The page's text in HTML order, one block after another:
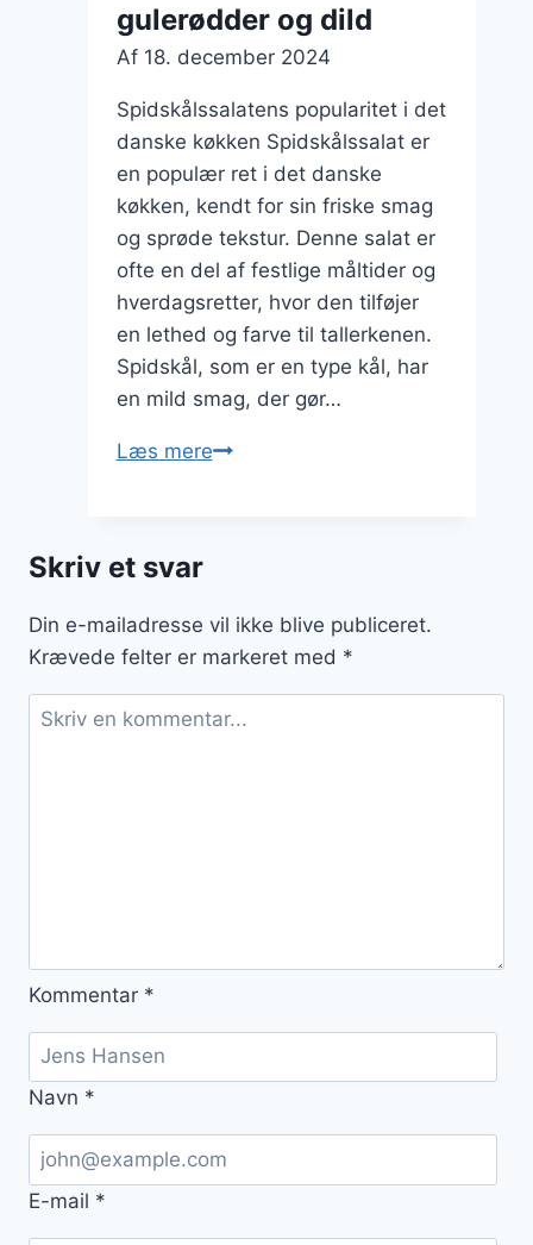
gulerødder og dild
Af 18. december 2024
Spidskålssalatens popularitet i det
danske køkken Spidskålssalat er
en populær ret i det danske
køkken, kendt for sin friske smag
og sprøde tekstur. Denne salat er
ofte en del af festlige måltider og
hverdagsretter, hvor den tilføjer
en lethed og farve til tallerkenen.
Spidskål, som er en type kål, har
en mild smag, der gør…
Læs mereSpidskålssalat
Skriv et svar
Din e-mailadresse vil ikke blive publiceret.
Krævede felter er markeret med *
Kommentar *
Navn *
E-mail *